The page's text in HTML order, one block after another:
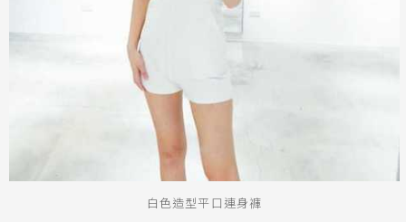
白色造型平口連身褲